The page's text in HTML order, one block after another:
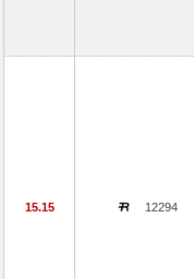
15.15 12294